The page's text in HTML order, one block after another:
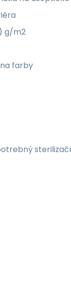
g/m2
farby